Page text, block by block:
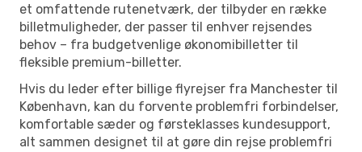
et omfattende rutenetværk, der tilbyder en række
billetmuligheder, der passer til enhver rejsendes
behov – fra budgetvenlige økonomibilletter til
fleksible premium-billetter.
Hvis du leder efter billige flyrejser fra Manchester til
København, kan du forvente problemfri forbindelser,
komfortable sæder og førsteklasses kundesupport,
alt sammen designet til at gøre din rejse problemfri